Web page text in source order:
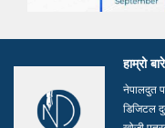
हाम्रो
नेपालदुत
डिजिटल